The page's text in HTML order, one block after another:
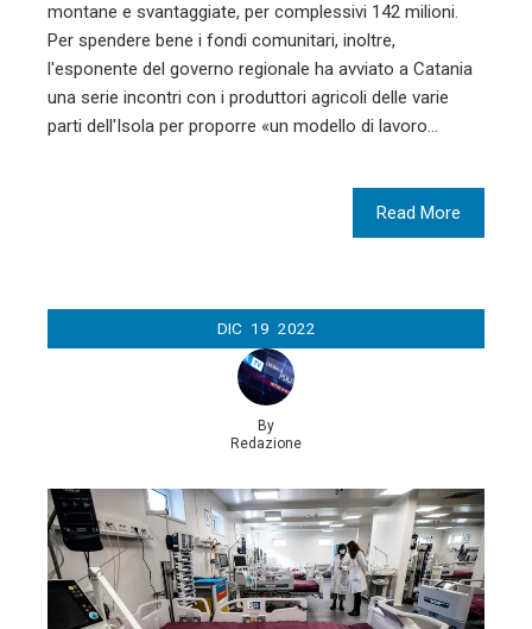
montane e svantaggiate, per complessivi 142 milioni.
Per spendere bene i fondi comunitari, inoltre,
l'esponente del governo regionale ha avviato a Catania
una serie incontri con i produttori agricoli delle varie
parti dell'Isola per proporre «un modello di lavoro…
Read More
DIC 19 2022
By
Redazione